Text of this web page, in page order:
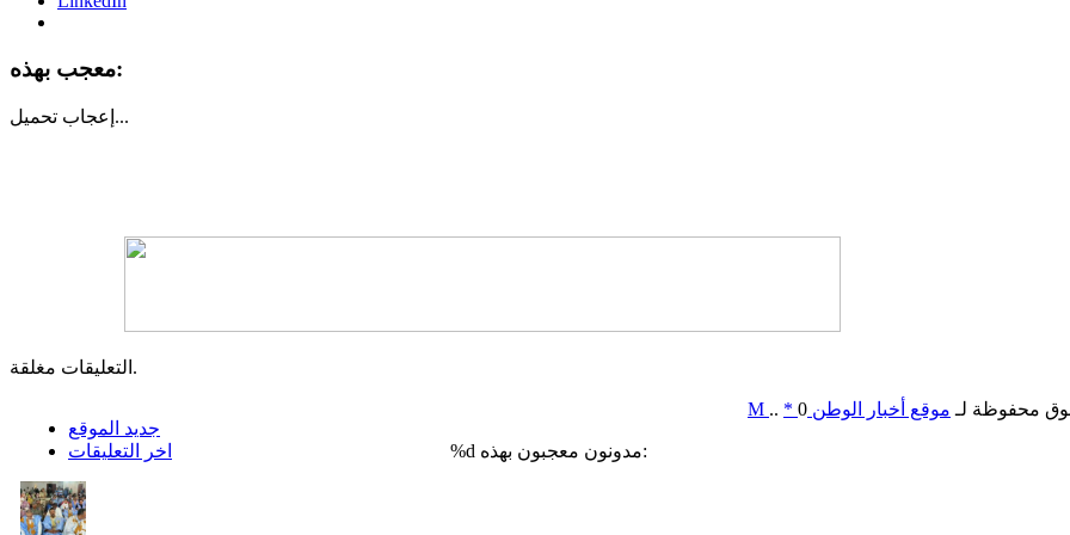
معجب بهذه:
إعجاب تحميل...
التعليقات مغلقة.
جديد الموقع
اخر التعليقات
M .. * محفوظة لـ موقع أخبار الوطن 0
%d مدونون معجبون بهذه: